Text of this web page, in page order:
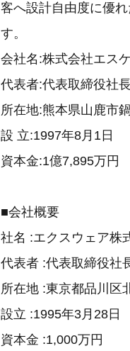
客へ設計自由度に優
す。
会社名:株式会社エス
代表者:代表取締役社
所在地:熊本県山鹿市
設 立:1997年8月1日
資本金:1億7,895万円
■会社概要
社名 :エクスウェア株
代表者 :代表取締役社
所在地 :東京都品川区
設立 :1995年3月28日
資本金 :1,000万円